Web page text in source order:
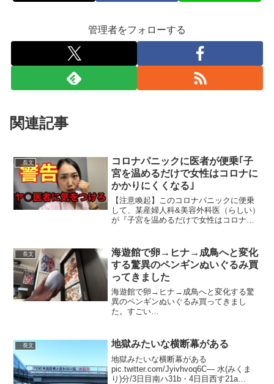
管理者をフォローする
関連記事
長文
コロナパニックに医者が便乗｢子
宮を温めるだけで女性はコロナに
かかりにくくなる｣
【注意喚起】このコロナパニックに便乗
して、某産婦人科&美容外科医（らしい）
が『子宮を温めるだけで女性はコロナウ
ホルモン分泌』とか『免疫力アップ』と
か発言しており地雷案件...
長文
海遊館で卵→ヒナ→成鳥へと変化
する驚異のペンギンぬいぐるみ買
ってきました
海遊館で卵→ヒナ→成鳥へと変化する驚
異のペンギンぬいぐるみ買ってきまし
た。すごい
員と共同開発したらしいです。ほんとす
ごい…...
長文 地獄みたいな横断幕がある
地獄みたいな横断幕がある
pic.twitter.com/Jyivhvoq6C— 水(みくま
り)分/3日目南ハ31b・4日目西す21a